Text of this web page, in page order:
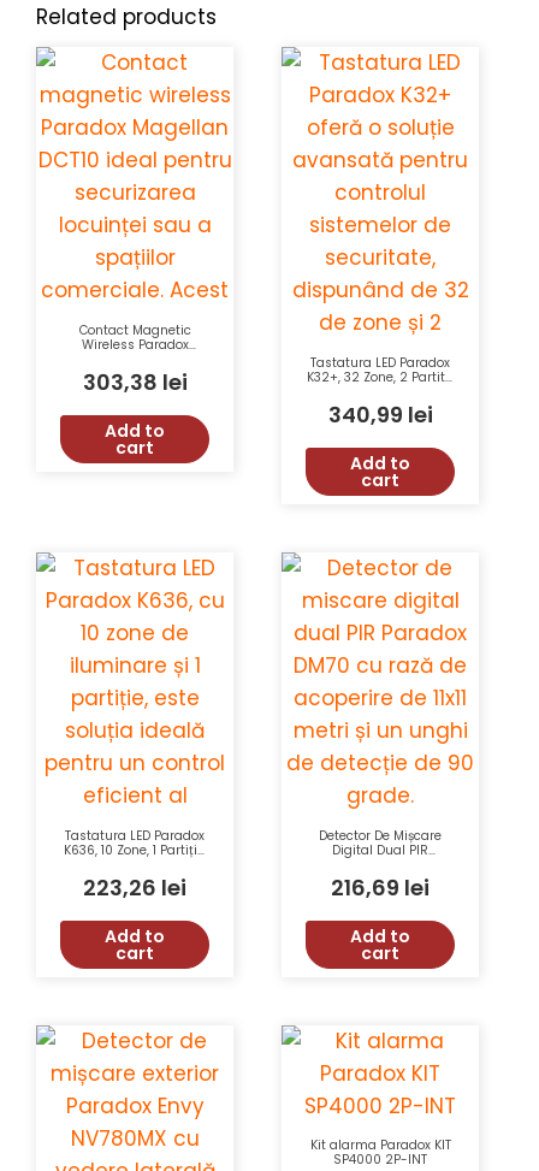
Related products
Contact Magnetic
Wireless Paradox
Reed 433/868 MHz RF
70 m
303,38 lei
Add to
cart
Tastatura LED Paradox
K32+, 32 Zone, 2 Partitii,
Alarme Panica,
Certificare EN 50131
340,99 lei
Add to
cart
Tastatura LED Paradox
K636, 10 Zone, 1 Partiție,
Butoane Luminate,
Alarmă Panicã
223,26 lei
Add to
cart
Detector De Mișcare
Digital Dual PIR
Paradox DM70 11x11m
90° Imunitate La
Animale
216,69 lei
Add to
cart
Kit alarma Paradox KIT
SP4000 2P-INT